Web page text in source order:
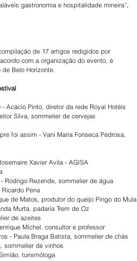
gastronomia e hospitalidade mineira”,
de 17 artigos redigidos por
com a organização do evento, é
Belo Horizonte.
Acácio Pinto, diretor da rede Royal Hotéis
Silva, sommelier de cervejas
foi assim - Vani Maria Fonseca Pedrosa,
Xavier Avila - AGISA
Rodrigo Rezende, sommelier de água
Pena
de Matos, produtor do queijo Pingo do Mula
Murta, padaria Trem de Oz
de azeites
Michel, consultor e professor
- Paula Braga Batista, sommelier de chás
sommelier de vinhos
turismóloga